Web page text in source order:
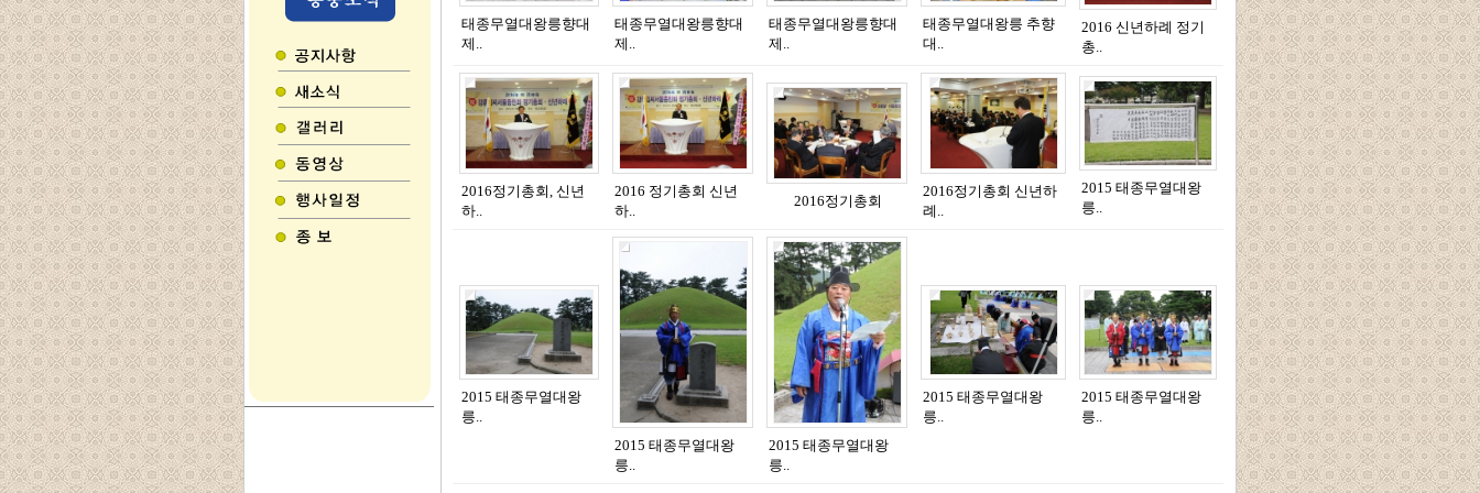
태종무열대왕릉향대
제..
태종무열대왕릉향대
제..
태종무열대왕릉향대
제..
태종무열대왕릉 추향
대..
2016 신년하례 정기
총..
2016정기총회, 신년
하..
2016 정기총회 신년
하..
2016정기총회
2016정기총회 신년하
례..
2015 태종무열대왕
릉..
2015 태종무열대왕
릉..
2015 태종무열대왕
릉..
2015 태종무열대왕
릉..
2015 태종무열대왕
릉..
2015 태종무열대왕
릉..